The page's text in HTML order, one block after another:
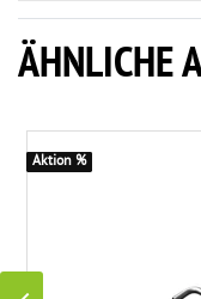
ÄHNLICHE
Aktion %